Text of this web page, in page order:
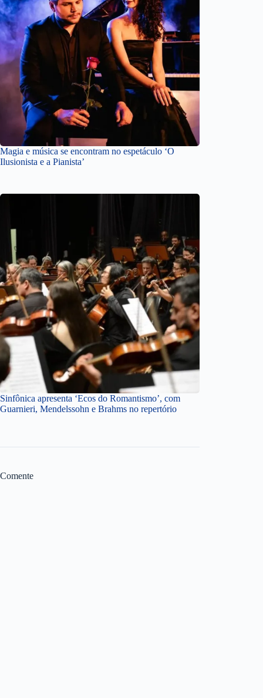
Magia e música se encontram no espetáculo ‘O
Ilusionista e a Pianista’
Sinfônica apresenta ‘Ecos do Romantismo’, com
Guarnieri, Mendelssohn e Brahms no repertório
Comente